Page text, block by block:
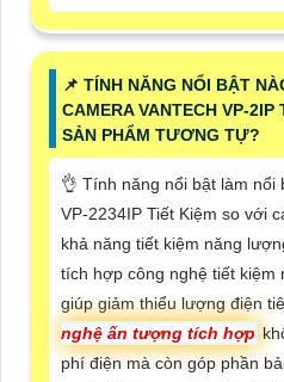
📌 TÍNH NĂNG NỔI BẬT
CAMERA VANTECH VP-
SẢN PHẨM TƯƠNG TỰ?
👌 Tính năng nổi bật làm nổi
VP-2234IP Tiết Kiệm so với
khả năng tiết kiệm năng
tích hợp công nghệ tiết kiệm
giúp giảm thiểu lượng điện
nghệ ấn tượng tích hợp
phí điện mà còn góp phần